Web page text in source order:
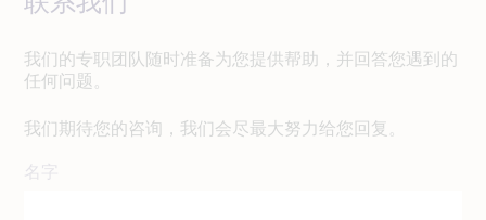
联系我们
我们的专职团队随时准备为您提供帮助，并回答您遇到的
任何问题。
我们期待您的咨询，我们会尽最大努力给您回复。
名字